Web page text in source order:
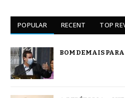
POPULAR RECENT TOP
BOM DEMAIS